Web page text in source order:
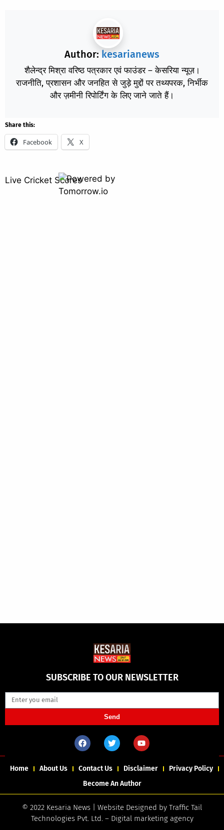
Author: kesarianews
शैलेन्द्र मिश्रा वरिष्ठ पत्रकार एवं फाउंडर – केसरिया न्यूज़।
राजनीति, प्रशासन और जनहित से जुड़े मुद्दों पर तथ्यपरक, निर्भीक
और ज़मीनी रिपोर्टिंग के लिए जाने जाते हैं।
Share this:
Facebook X
Live Cricket Scores
SUBSCRIBE TO OUR NEWSLETTER
Send
Home About Us Contact Us Disclaimer
Privacy Policy
Become An Author
© 2022 Kesaria News | Website Designed by Traffic Tail
Technologies Pvt. Ltd.– Digital marketing agency